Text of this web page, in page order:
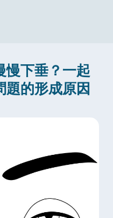
慢下垂？一起
題的形成原因